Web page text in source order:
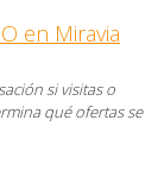
en Miravia
si visitas o
qué ofertas se